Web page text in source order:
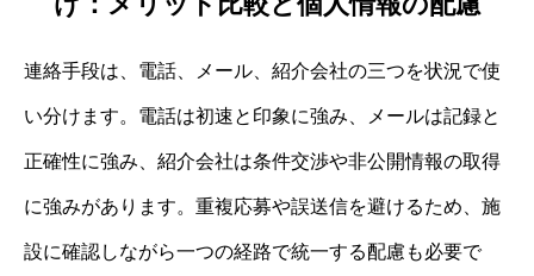
連絡手段は、電話、メール、紹介会社の三つを状況で使
い分けます。電話は初速と印象に強み、メールは記録と
正確性に強み、紹介会社は条件交渉や非公開情報の取得
に強みがあります。重複応募や誤送信を避けるため、施
設に確認しながら一つの経路で統一する配慮も必要で